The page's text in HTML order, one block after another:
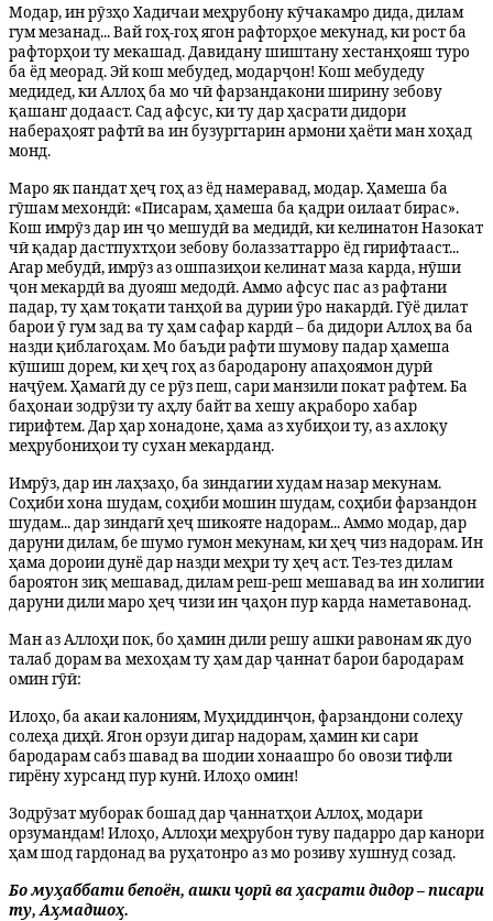
​Модар, ин рӯзҳо Хадичаи меҳрубону кӯчакамро дида, дилам
гум мезанад... Вай гоҳ-гоҳ ягон рафторҳое мекунад, ки рост ба
рафторҳои ту мекашад. Давидану шиштану хестанҳояш туро
ба ёд меорад. Эй кош мебудед, модарҷон! Кош мебудеду
медидед, ки Аллоҳ ба мо чӣ фарзандакони ширину зебову
қашанг додааст. Сад афсус, ки ту дар ҳасрати дидори
набераҳоят рафтӣ ва ин бузургтарин армони ҳаёти ман хоҳад
монд.
​Маро як пандат ҳеҷ гоҳ аз ёд намеравад, модар. Ҳамеша ба
гӯшам мехондӣ: «Писарам, ҳамеша ба қадри оилаат бирас».
Кош имрӯз дар ин ҷо мешудӣ ва медидӣ, ки келинатон Назокат
чӣ қадар дастпухтҳои зебову болаззаттарро ёд гирифтааст...
Агар мебудӣ, имрӯз аз ошпазиҳои келинат маза карда, нӯши
ҷон мекардӣ ва дуояш медодӣ. Аммо афсус пас аз рафтани
падар, ту ҳам тоқати танҳоӣ ва дурии ӯро накардӣ. Гӯё дилат
барои ӯ гум зад ва ту ҳам сафар кардӣ – ба дидори Аллоҳ ва ба
назди қиблагоҳам. Мо баъди рафти шумову падар ҳамеша
кӯшиш дорем, ки ҳеҷ гоҳ аз бародарону апаҳоямон дурӣ
наҷӯем. Ҳамагӣ ду се рӯз пеш, сари манзили покат рафтем. Ба
баҳонаи зодрӯзи ту аҳлу байт ва хешу ақраборо хабар
гирифтем. Дар ҳар хонадоне, ҳама аз хубиҳои ту, аз ахлоқу
меҳрубониҳои ту сухан мекарданд.
​Имрӯз, дар ин лаҳзаҳо, ба зиндагии худам назар мекунам.
Соҳиби хона шудам, соҳиби мошин шудам, соҳиби фарзандон
шудам... дар зиндагӣ ҳеҷ шикояте надорам... Аммо модар, дар
даруни дилам, бе шумо гумон мекунам, ки ҳеҷ чиз надорам. Ин
ҳама дороии дунё дар назди меҳри ту ҳеҷ аст. Тез-тез дилам
бароятон зиқ мешавад, дилам реш-реш мешавад ва ин холигии
даруни дили маро ҳеҷ чизи ин ҷаҳон пур карда наметавонад.
​Ман аз Аллоҳи пок, бо ҳамин дили решу ашки равонам як дуо
талаб дорам ва мехоҳам ту ҳам дар ҷаннат барои бародарам
омин гӯӣ:
Илоҳо, ба акаи калониям, Муҳиддинҷон, фарзандони солеҳу
солеҳа диҳӣ. Ягон орзуи дигар надорам, ҳамин ки сари
бародарам сабз шавад ва шодии хонаашро бо овози тифли
гирёну хурсанд пур кунӣ. Илоҳо омин!
​Зодрӯзат муборак бошад дар ҷаннатҳои Аллоҳ, модари
орзумандам! Илоҳо, Аллоҳи меҳрубон туву падарро дар канори
ҳам шод гардонад ва руҳатонро аз мо розиву хушнуд созад.
Бо муҳаббати бепоён, ашки ҷорӣ ва ҳасрати дидор – писари
ту, Аҳмадшоҳ.